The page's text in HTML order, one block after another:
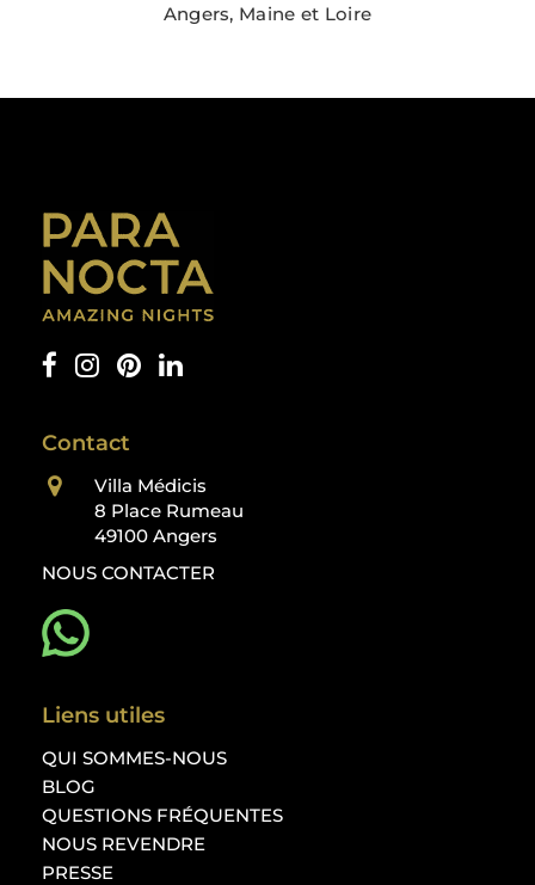
Angers, Maine et Loire
Contact
Villa Médicis
8 Place Rumeau
49100 Angers
NOUS CONTACTER
Liens utiles
QUI SOMMES-NOUS
BLOG
QUESTIONS FRÉQUENTES
NOUS REVENDRE
PRESSE